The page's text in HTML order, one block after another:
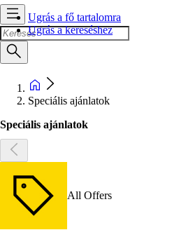
Ugrás a fő tartalomra
Ugrás a kereséshez
Speciális ajánlatok
Speciális ajánlatok
All Offers